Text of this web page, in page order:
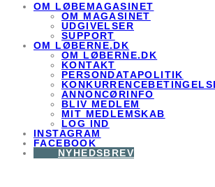
OM LØBEMAGASINET
OM MAGASINET
UDGIVELSER
SUPPORT
OM LØBERNE.DK
OM LØBERNE.DK
KONTAKT
PERSONDATAPOLITIK
ANNONCØRINFO
BLIV MEDLEM
MIT MEDLEMSKAB
LOG IND
INSTAGRAM
FACEBOOK
NYHEDSBREV